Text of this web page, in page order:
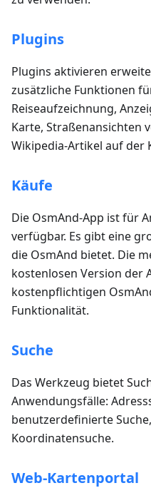
Plugins
Plugins aktivieren
zusätzliche Funktionen
Reiseaufzeichnung,
Karte, Straßenansichten
Wikipedia-Artikel auf der
Käufe
Die OsmAnd-App ist für
verfügbar. Es gibt eine
die OsmAnd bietet. Die
kostenlosen Version der
kostenpflichtigen
Funktionalität.
Suche
Das Werkzeug bietet
Anwendungsfälle:
benutzerdefinierte
Koordinatensuche.
Web-Kartenportal